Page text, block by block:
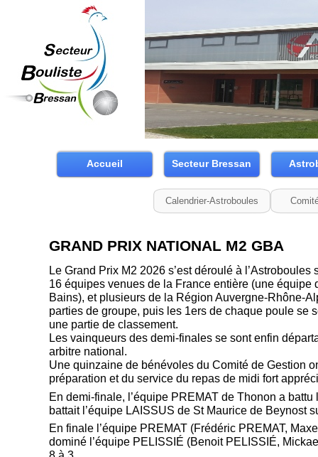
Accueil Secteur Bressan
GRAND PRIX NATIONAL M2 GBA
Le Grand Prix M2 2026 s’est déroulé à
16 équipes venues de la France entière (une équipe
Bains), et plusieurs de la Région Auvergne-Rhône-
parties de groupe, puis les 1ers de chaque poule se
une partie de classement.
Les vainqueurs des demi-finales se sont enfin
arbitre national.
Une quinzaine de bénévoles du Comité de Gestion
préparation et du service du repas de midi fort
En demi-finale, l’équipe PREMAT de Thonon a
battait l’équipe LAISSUS de St Maurice de Beynost
En finale l’équipe PREMAT (Frédéric PREMAT,
dominé l’équipe PELISSIÉ (Benoit PELISSIÉ,
Calendrier-Astroboules